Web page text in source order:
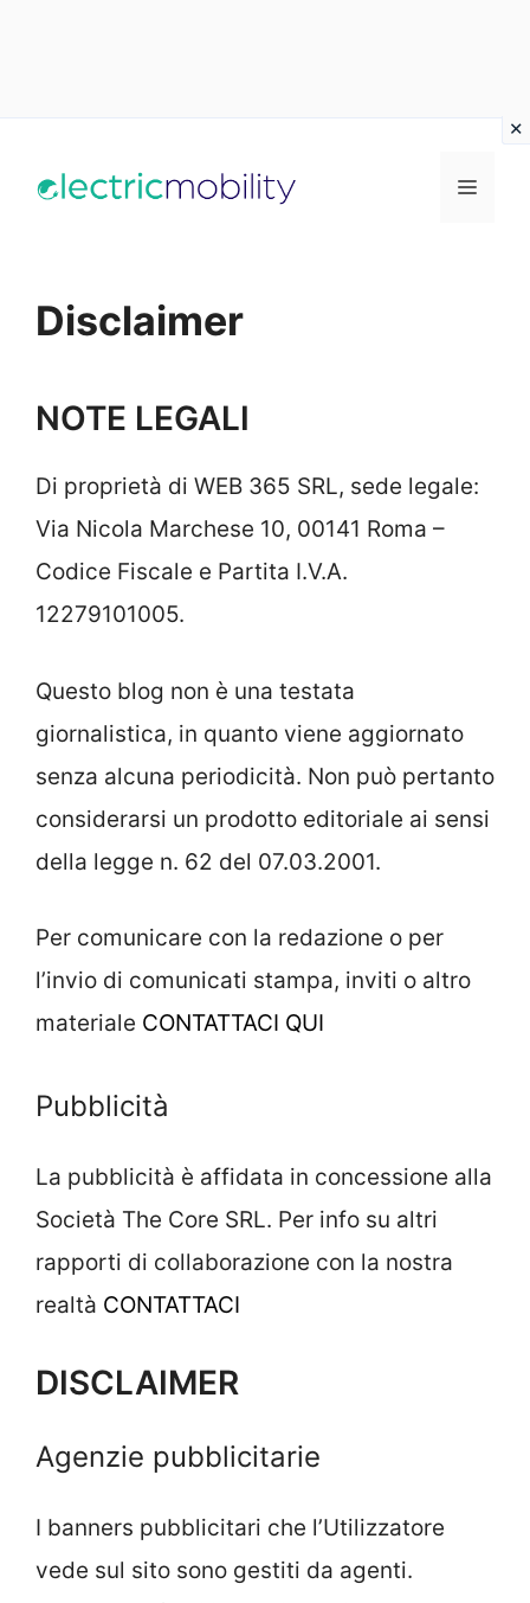
Menu
Disclaimer
NOTE LEGALI
Di proprietà di WEB 365 SRL, sede legale:
Via Nicola Marchese 10, 00141 Roma –
Codice Fiscale e Partita I.V.A.
12279101005.
Questo blog non è una testata
giornalistica, in quanto viene aggiornato
senza alcuna periodicità. Non può pertanto
considerarsi un prodotto editoriale ai sensi
della legge n. 62 del 07.03.2001.
Per comunicare con la redazione o per
l’invio di comunicati stampa, inviti o altro
materiale CONTATTACI QUI
Pubblicità
La pubblicità è affidata in concessione alla
Società The Core SRL. Per info su altri
rapporti di collaborazione con la nostra
realtà CONTATTACI
DISCLAIMER
Agenzie pubblicitarie
I banners pubblicitari che l’Utilizzatore
vede sul sito sono gestiti da agenti.